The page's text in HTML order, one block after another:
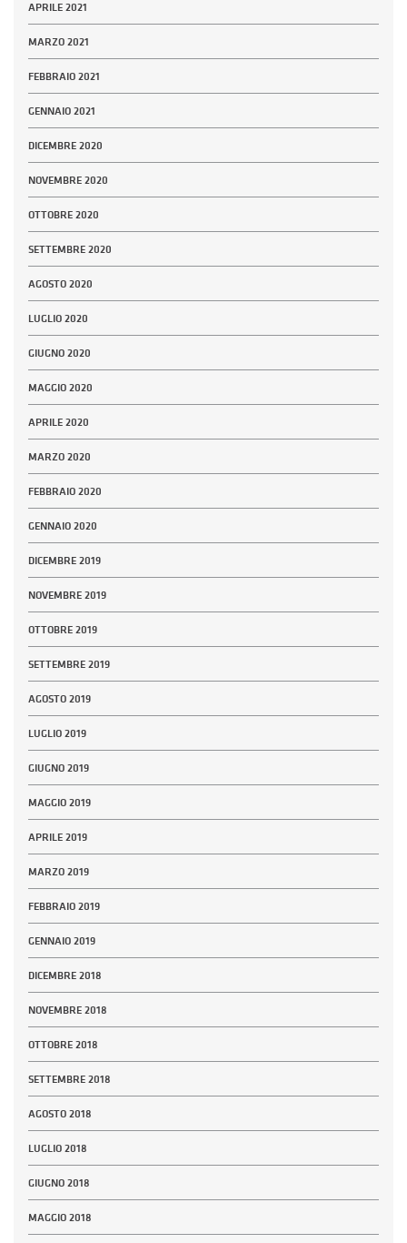
APRILE 2021
MARZO 2021
FEBBRAIO 2021
GENNAIO 2021
DICEMBRE 2020
NOVEMBRE 2020
OTTOBRE 2020
SETTEMBRE 2020
AGOSTO 2020
LUGLIO 2020
GIUGNO 2020
MAGGIO 2020
APRILE 2020
MARZO 2020
FEBBRAIO 2020
GENNAIO 2020
DICEMBRE 2019
NOVEMBRE 2019
OTTOBRE 2019
SETTEMBRE 2019
AGOSTO 2019
LUGLIO 2019
GIUGNO 2019
MAGGIO 2019
APRILE 2019
MARZO 2019
FEBBRAIO 2019
GENNAIO 2019
DICEMBRE 2018
NOVEMBRE 2018
OTTOBRE 2018
SETTEMBRE 2018
AGOSTO 2018
LUGLIO 2018
GIUGNO 2018
MAGGIO 2018